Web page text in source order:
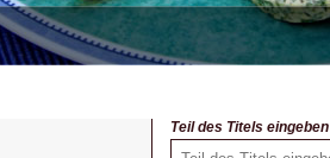
Teil des Titels eingeben